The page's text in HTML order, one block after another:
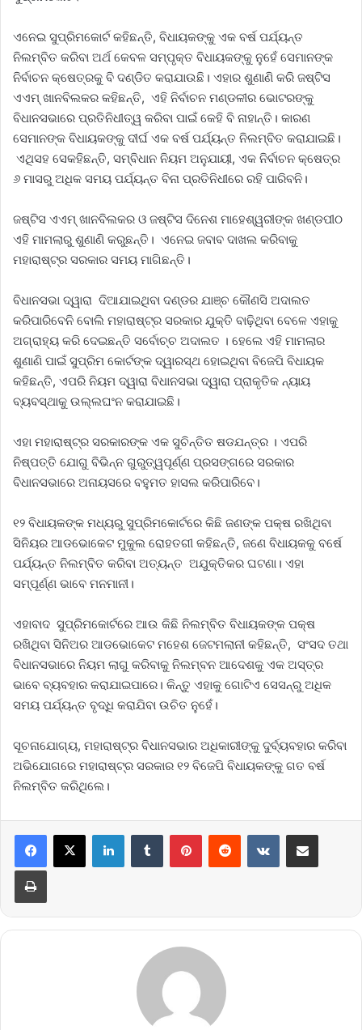
ଏନେଇ ସୁପ୍ରିମକୋର୍ଟ କହିଛନ୍ତି, ବିଧାୟକଙ୍କୁ ଏକ ବର୍ଷ ପର୍ଯ୍ୟନ୍ତ
ନିଲମ୍ବିତ କରିବା ଅର୍ଥ କେବଳ ସମ୍ପୃକ୍ତ ବିଧାୟକଙ୍କୁ ନୁହେଁ ସେମାନଙ୍କ
ନିର୍ବାଚନ କ୍ଷେତ୍ରକୁ ବି ଦଣ୍ଡିତ କରାଯାଉଛି। ଏହାର ଶୁଣାଣି କରି ଜଷ୍ଟିସ
ଏଏମ୍‌ ଖାନବିଲକର କହିଛନ୍ତି, ଏହି ନିର୍ବାଚନ ମଣ୍ଡଳୀର ଭୋଟରଙ୍କୁ
ବିଧାନସଭାରେ ପ୍ରତିନିଧୀତ୍ୱ କରିବା ପାଇଁ କେହି ବି ନାହାନ୍ତି। କାରଣ
ସେମାନଙ୍କ ବିଧାୟକଙ୍କୁ ଦୀର୍ଘ ଏକ ବର୍ଷ ପର୍ଯ୍ୟନ୍ତ ନିଲମ୍ବିତ କରାଯାଇଛି।
ଏଥିସହ ସେକହିଛନ୍ତି, ସମ୍ବିଧାନ ନିୟମ ଅନୁଯାୟୀ, ଏକ ନିର୍ବାଚନ କ୍ଷେତ୍ର
୬ ମାସରୁ ଅଧିକ ସମୟ ପର୍ଯ୍ୟନ୍ତ ବିନା ପ୍ରତିନିଧୀରେ ରହି ପାରିବନି।
ଜଷ୍ଟିସ ଏଏମ୍‌ ଖାନବିଲକର ଓ ଜଷ୍ଟିସ ଦିନେଶ ମାହେଶ୍ୱରୀଙ୍କ ଖଣ୍ଡପୀଠ
ଏହି ମାମଲାରୁ ଶୁଣାଣି କରୁଛନ୍ତି। ଏନେଇ ଜବାବ ଦାଖଲ କରିବାକୁ
ମହାରାଷ୍ଟ୍ର ସରକାର ସମୟ ମାଗିଛନ୍ତି।
ବିଧାନସଭା ଦ୍ୱାରା ଦିଆଯାଇଥିବା ଦଣ୍ଡର ଯାଞ୍ଚ କୌଣସି ଅଦାଲତ
କରିପାରିବେନି ବୋଲି ମହାରାଷ୍ଟ୍ର ସରକାର ଯୁକ୍ତି ବାଢ଼ିଥିବା ବେଳେ ଏହାକୁ
ଅଗ୍ରାହ୍ୟ କରି ଦେଇଛନ୍ତି ସର୍ବୋଚ୍ଚ ଅଦାଲତ । ହେଲେ ଏହି ମାମଲାର
ଶୁଣାଣି ପାଇଁ ସୁପ୍ରିମ କୋର୍ଟଙ୍କ ଦ୍ୱାରସ୍ଥ ହୋଇଥିବା ବିଜେପି ବିଧାୟକ
କହିଛନ୍ତି, ଏପରି ନିୟମ ଦ୍ୱାରା ବିଧାନସଭା ଦ୍ୱାରା ପ୍ରାକୃତିକ ନ୍ୟାୟ
ବ୍ୟବସ୍ଥାକୁ ଉଲ୍ଲଘଂନ କରାଯାଇଛି।
ଏହା ମହାରାଷ୍ଟ୍ର ସରକାରଙ୍କ ଏକ ସୁଚିନ୍ତିତ ଷଡଯନ୍ତ୍ର । ଏପରି
ନିଷ୍ପତ୍ତି ଯୋଗୁ ବିଭିନ୍ନ ଗୁରୁତ୍ୱପୂର୍ଣ୍ଣ ପ୍ରସଙ୍ଗରେ ସରକାର
ବିଧାନସଭାରେ ଅନାୟସରେ ବହୁମତ ହାସଲ କରିପାରିବେ।
୧୨ ବିଧାୟକଙ୍କ ମଧ୍ୟରୁ ସୁପ୍ରିମକୋର୍ଟରେ କିଛି ଜଣଙ୍କ ପକ୍ଷ ରଖିଥିବା
ସିନିୟର ଆଡଭୋକେଟ ମୁକୁଲ ରୋହତଗୀ କହିଛନ୍ତି, ଜଣେ ବିଧାୟକକୁ ବର୍ଷେ
ପର୍ଯ୍ୟନ୍ତ ନିଲମ୍ବିତ କରିବା ଅତ୍ୟନ୍ତ ଅଯୁକ୍ତିକର ଘଟଣା। ଏହା
ସମ୍ପୂର୍ଣ୍ଣ ଭାବେ ମନମାନୀ।
ଏହାବାଦ ସୁପ୍ରିମକୋର୍ଟରେ ଆଉ କିଛି ନିଲମ୍ବିତ ବିଧାୟକଙ୍କ ପକ୍ଷ
ରଖିଥିବା ସିନିଅର ଆଡଭୋକେଟ ମହେଶ ଜେଟମଲାନୀ କହିଛନ୍ତି, ସଂସଦ ତଥା
ବିଧାନସଭାରେ ନିୟମ ଲାଗୁ କରିବାକୁ ନିଲମ୍ବନ ଆଦେଶକୁ ଏକ ଅସ୍ତ୍ର
ଭାବେ ବ୍ୟବହାର କରାଯାଇପାରେ। କିନ୍ତୁ ଏହାକୁ ଗୋଟିଏ ସେସନ୍‌ରୁ ଅଧିକ
ସମୟ ପର୍ଯ୍ୟନ୍ତ ବୃଦ୍ଧି କରାଯିବା ଉଚିତ ନୁହେଁ।
ସୂଚନାଯୋଗ୍ୟ, ମହାରାଷ୍ଟ୍ର ବିଧାନସଭାର ଅଧିକାରୀଙ୍କୁ ଦୁର୍ବ୍ୟବହାର କରିବା
ଅଭିଯୋଗରେ ମହାରାଷ୍ଟ୍ର ସରକାର ୧୨ ବିଜେପି ବିଧାୟକଙ୍କୁ ଗତ ବର୍ଷ
ନିଲମ୍ବିତ କରିଥିଲେ।